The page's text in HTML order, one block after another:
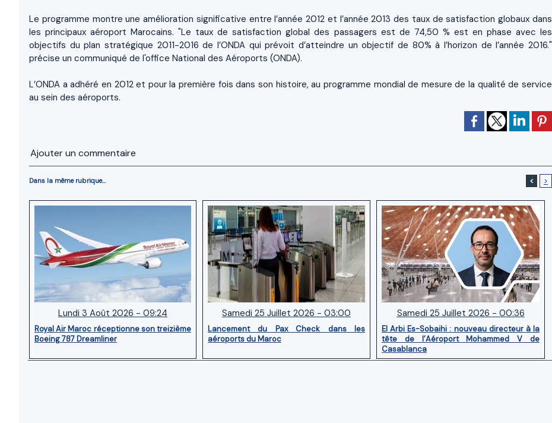
Le programme montre une amélioration significative entre l’année 2012 et l’année 2013 des taux de satisfaction globaux dans
les principaux aéroport Marocains. "Le taux de satisfaction global des passagers est de 74,50 % est en phase avec les
objectifs du plan stratégique 2011-2016 de l’ONDA qui prévoit d’atteindre un objectif de 80% à l’horizon de l’année 2016."
précise un communiqué de l'office National des Aéroports (ONDA).
L’ONDA a adhéré en 2012 et pour la première fois dans son histoire, au programme mondial de mesure de la qualité de service
au sein des aéroports.
Ajouter un commentaire
Dans la même rubrique... < >
Lundi 3 Août 2026 - 09:24
Royal Air Maroc réceptionne son treizième
Boeing 787 Dreamliner
Samedi 25 Juillet 2026 - 03:00
Lancement du Pax Check dans les
aéroports du Maroc
Samedi 25 Juillet 2026 - 00:36
El Arbi Es-Sobaihi : nouveau directeur à la
tête de l’Aéroport Mohammed V de
Casablanca